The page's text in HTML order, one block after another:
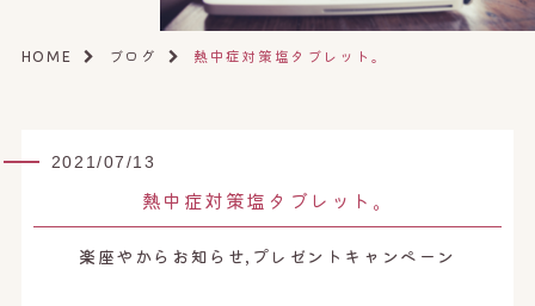
店舗一覧▼
開業サポート
オンライン予約はこちら
HOME ブログ 熱中症対策塩タブレット。
2021/07/13
熱中症対策塩タブレット。
楽座やからお知らせ,プレゼントキャンペーン